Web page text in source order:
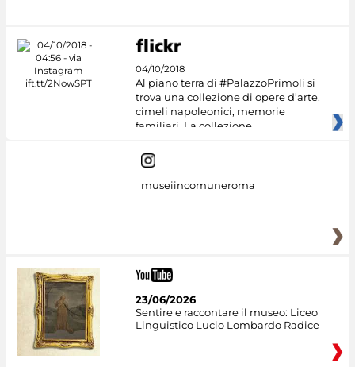
04/10/2018
Al piano terra di #PalazzoPrimoli si
trova una collezione di opere d’arte,
cimeli napoleonici, memorie
familiari. La collezione
museiincomuneroma
23/06/2026
Sentire e raccontare il museo: Liceo
Linguistico Lucio Lombardo Radice